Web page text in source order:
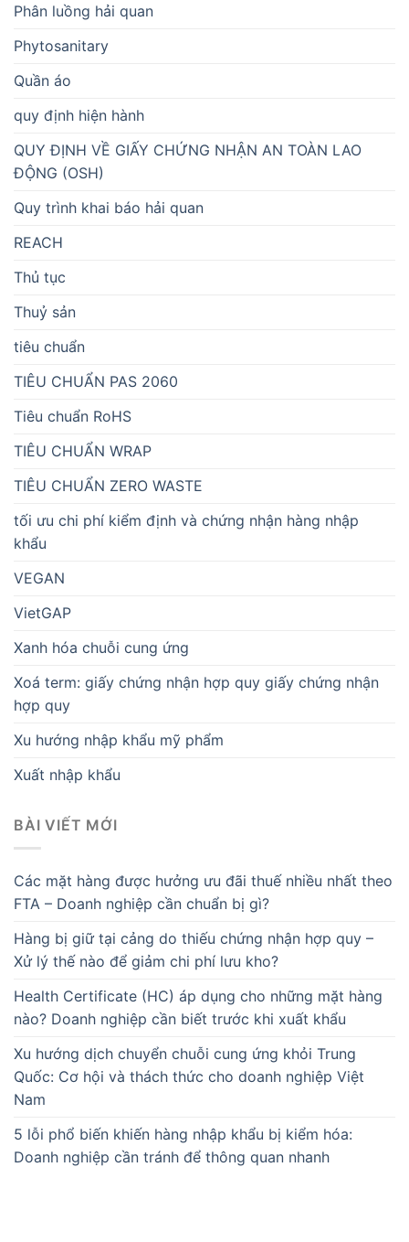
Phân luồng hải quan
Phytosanitary
Quần áo
quy định hiện hành
QUY ĐỊNH VỀ GIẤY CHỨNG NHẬN AN TOÀN LAO
ĐỘNG (OSH)
Quy trình khai báo hải quan
REACH
Thủ tục
Thuỷ sản
tiêu chuẩn
TIÊU CHUẨN PAS 2060
Tiêu chuẩn RoHS
TIÊU CHUẨN WRAP
TIÊU CHUẨN ZERO WASTE
tối ưu chi phí kiểm định và chứng nhận hàng nhập
khẩu
VEGAN
VietGAP
Xanh hóa chuỗi cung ứng
Xoá term: giấy chứng nhận hợp quy giấy chứng nhận
hợp quy
Xu hướng nhập khẩu mỹ phẩm
Xuất nhập khẩu
BÀI VIẾT MỚI
Các mặt hàng được hưởng ưu đãi thuế nhiều nhất theo
FTA – Doanh nghiệp cần chuẩn bị gì?
Hàng bị giữ tại cảng do thiếu chứng nhận hợp quy –
Xử lý thế nào để giảm chi phí lưu kho?
Health Certificate (HC) áp dụng cho những mặt hàng
nào? Doanh nghiệp cần biết trước khi xuất khẩu
Xu hướng dịch chuyển chuỗi cung ứng khỏi Trung
Quốc: Cơ hội và thách thức cho doanh nghiệp Việt
Nam
5 lỗi phổ biến khiến hàng nhập khẩu bị kiểm hóa:
Doanh nghiệp cần tránh để thông quan nhanh